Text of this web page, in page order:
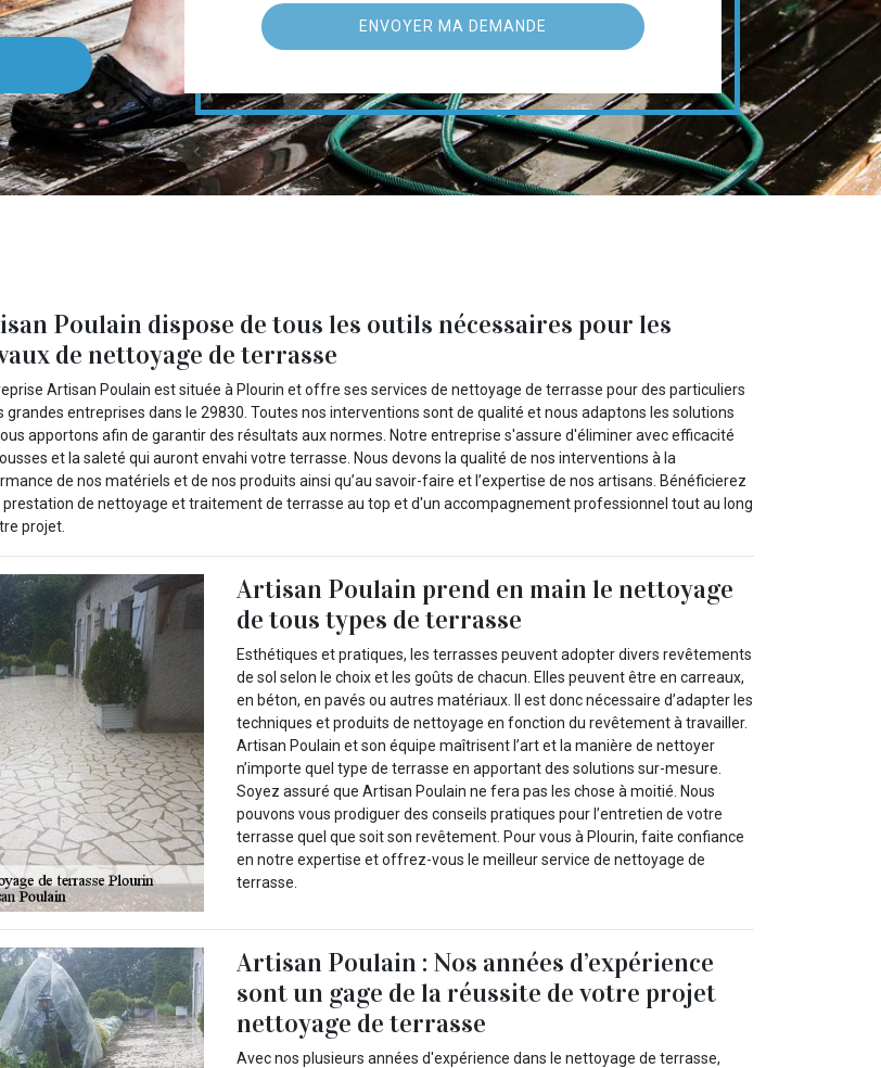
Poulain dispose de tous les outils nécessaires pour les
de nettoyage de terrasse
Artisan Poulain est située à Plourin et offre ses services de nettoyage de terrasse pour des particuliers
grandes entreprises dans le 29830. Toutes nos interventions sont de qualité et nous adaptons les solutions
apportons afin de garantir des résultats aux normes. Notre entreprise s'assure d'éliminer avec efficacité
et la saleté qui auront envahi votre terrasse. Nous devons la qualité de nos interventions à la
de nos matériels et de nos produits ainsi qu’au savoir-faire et l’expertise de nos artisans. Bénéficierez
prestation de nettoyage et traitement de terrasse au top et d'un accompagnement professionnel tout au long
projet.
Artisan Poulain prend en main le nettoyage
de tous types de terrasse
Esthétiques et pratiques, les terrasses peuvent adopter divers revêtements
de sol selon le choix et les goûts de chacun. Elles peuvent être en carreaux,
en béton, en pavés ou autres matériaux. Il est donc nécessaire d’adapter les
techniques et produits de nettoyage en fonction du revêtement à travailler.
Artisan Poulain et son équipe maîtrisent l’art et la manière de nettoyer
n’importe quel type de terrasse en apportant des solutions sur-mesure.
Soyez assuré que Artisan Poulain ne fera pas les chose à moitié. Nous
pouvons vous prodiguer des conseils pratiques pour l’entretien de votre
terrasse quel que soit son revêtement. Pour vous à Plourin, faite confiance
en notre expertise et offrez-vous le meilleur service de nettoyage de
terrasse.
Artisan Poulain : Nos années d’expérience
sont un gage de la réussite de votre projet
nettoyage de terrasse
Avec nos plusieurs années d'expérience dans le nettoyage de terrasse,